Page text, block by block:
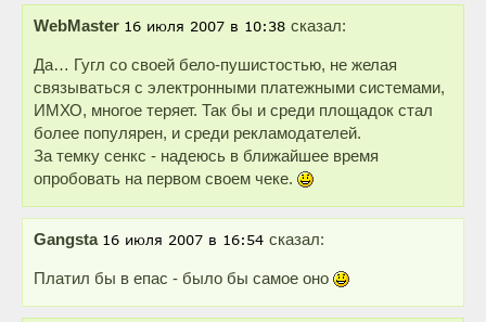
WebMaster сказал:
Да… Гугл со своей бело-пушистостью, не желая
связываться с электронными платежными системами,
ИМХО, многое теряет. Так бы и среди площадок стал
более популярен, и среди рекламодателей.
За темку сенкс - надеюсь в ближайшее время
опробовать на первом своем чеке.
Gangsta сказал:
Платил бы в епас - было бы самое оно